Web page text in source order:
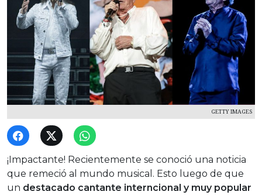
GETTY IMAGES
¡Impactante! Recientemente se conoció una noticia
que remeció al mundo musical. Esto luego de que
un destacado cantante interncional y muy popular